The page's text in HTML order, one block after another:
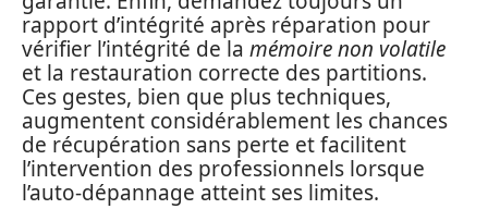
rapport d’intégrité après réparation pour
vérifier l’intégrité de la mémoire non volatile
et la restauration correcte des partitions.
Ces gestes, bien que plus techniques,
augmentent considérablement les chances
de récupération sans perte et facilitent
l’intervention des professionnels lorsque
l’auto-dépannage atteint ses limites.